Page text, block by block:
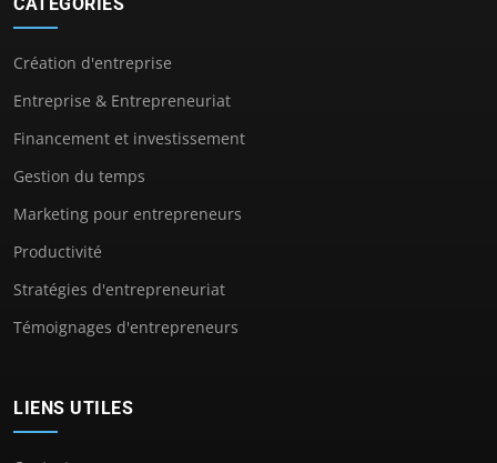
Création d'entreprise
Entreprise & Entrepreneuriat
Financement et investissement
Gestion du temps
Marketing pour entrepreneurs
Productivité
Stratégies d'entrepreneuriat
Témoignages d'entrepreneurs
LIENS UTILES